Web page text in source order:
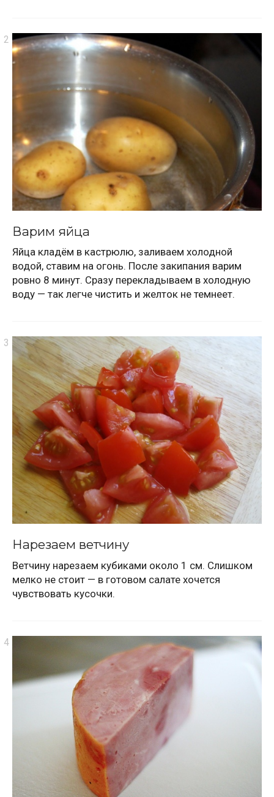
Варим яйца
Яйца кладём в кастрюлю, заливаем холодной
водой, ставим на огонь. После закипания варим
ровно 8 минут. Сразу перекладываем в холодную
воду — так легче чистить и желток не темнеет.
Нарезаем ветчину
Ветчину нарезаем кубиками около 1 см. Слишком
мелко не стоит — в готовом салате хочется
чувствовать кусочки.